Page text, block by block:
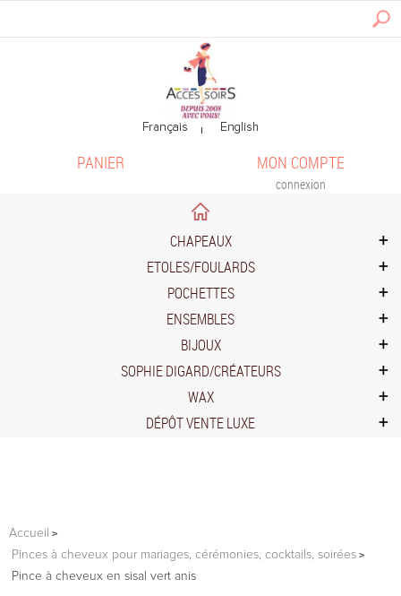
MON COMPTE
connexion
PANIER
CHAPEAUX
ETOLES/FOULARDS
POCHETTES
ENSEMBLES
BIJOUX
SOPHIE DIGARD/CRÉATEURS
WAX
DÉPÔT VENTE LUXE
Accueil
Pinces à cheveux pour mariages, cérémonies, cocktails, soirées
Pince à cheveux en sisal vert anis